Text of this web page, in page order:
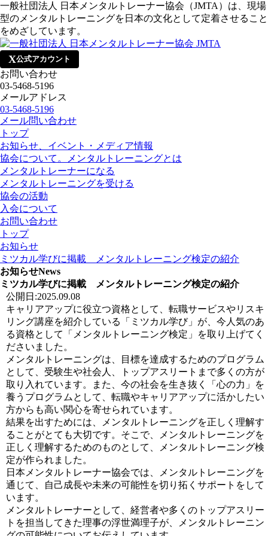
一般社団法人 日本メンタルトレーナー協会（JMTA）は、現場
型のメンタルトレーニングを日本の文化として定着させること
をめざしています。
X公式アカウント
お問い合わせ
03-5468-5196
メールアドレス
03-5468-5196
メール問い合わせ
トップ
お知らせ、イベント・メディア情報
協会について。メンタルトレーニングとは
メンタルトレーナーになる
メンタルトレーニングを受ける
協会の活動
入会について
お問い合わせ
トップ
お知らせ
ミツカル学びに掲載 メンタルトレーニング検定の紹介
お知らせNews
ミツカル学びに掲載 メンタルトレーニング検定の紹介
公開日:2025.09.08
キャリアアップに役立つ資格として、転職サービスやリスキ
リング講座を紹介している「ミツカル学び」が、今人気のあ
る資格として「メンタルトレーニング検定」を取り上げてく
ださいました。
メンタルトレーニングは、目標を達成するためのプログラム
として、受験生や社会人、トップアスリートまで多くの方が
取り入れています。また、今の社会を生き抜く「心の力」を
養うプログラムとして、転職やキャリアアップに活かしたい
方からも高い関心を寄せられています。
結果を出すためには、メンタルトレーニングを正しく理解す
ることがとても大切です。そこで、メンタルトレーニングを
正しく理解するためのものとして、メンタルトレーニング検
定が作られました。
日本メンタルトレーナー協会では、メンタルトレーニングを
通じて、自己成長や未来の可能性を切り拓くサポートをして
います。
メンタルトレーナーとして、経営者や多くのトップアスリー
トを担当してきた理事の浮世満理子が、メンタルトレーニン